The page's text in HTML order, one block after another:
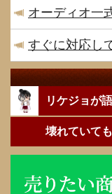
オーディオ一
すぐに対応し
リケジョが
壊れていて